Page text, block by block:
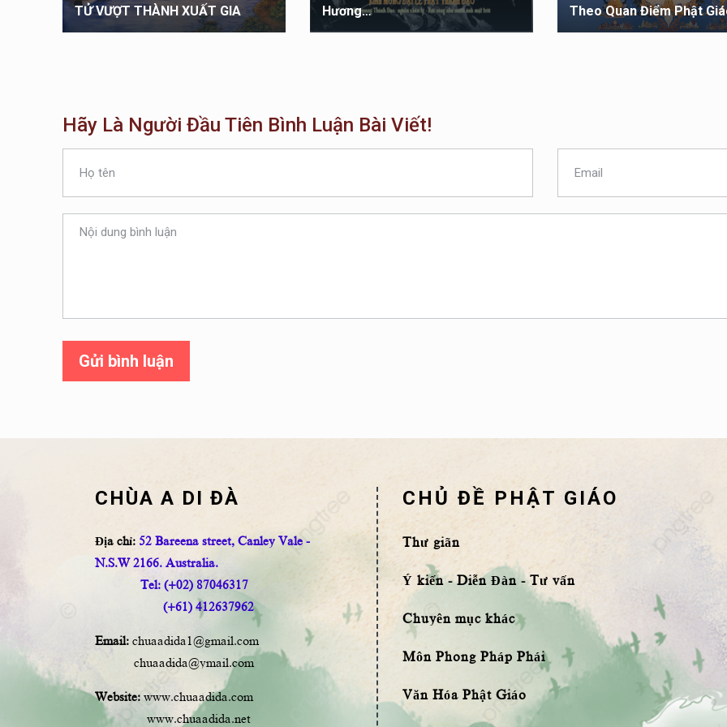
TỬ VƯỢT THÀNH XUẤT GIA
Hương…
Theo Quan Điểm Phật
Hãy Là Người Đầu Tiên Bình Luận Bài Viết!
Gửi bình luận
CHÙA A DI ĐÀ
Địa chỉ: 52 Bareena street, Canley Vale -
N.S.W 2166. Australia.
Tel: (+02) 87046317
(+61) 412637962
Email: chuaadida1@gmail.com
chuaadida@ymail.com
Website: www.chuaadida.com
www.chuaadida.net
CHỦ ĐỀ PHẬT GIÁO
Thư giãn
Ý kiến - Diễn Đàn - Tư vấn
Chuyên mục khác
Môn Phong Pháp Phái
Văn Hóa Phật Giáo